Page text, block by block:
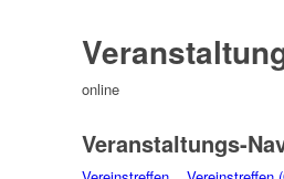
online
Veranstaltungs-